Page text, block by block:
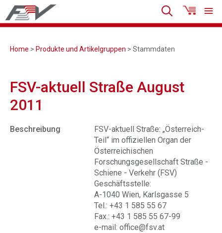
Home > Produkte und Artikelgruppen > Stammdaten
FSV-aktuell Straße August
2011
Beschreibung
FSV-aktuell Straße: „Österreich-
Teil“ im offiziellen Organ der
Österreichischen
Forschungsgesellschaft Straße -
Schiene - Verkehr (FSV)
Geschäftsstelle:
A-1040 Wien, Karlsgasse 5
Tel.: +43 1 585 55 67
Fax.: +43 1 585 55 67-99
e-mail: office@fsv.at